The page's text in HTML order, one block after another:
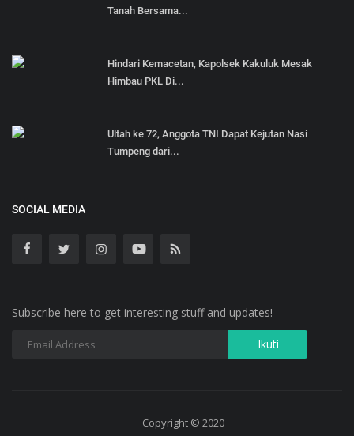
Tanah Bersama...
Hindari Kemacetan, Kapolsek Kakuluk Mesak
Himbau PKL Di...
Ultah ke 72, Anggota TNI Dapat Kejutan Nasi
Tumpeng dari...
SOCIAL MEDIA
Subscribe here to get interesting stuff and updates!
Copyright © 2020